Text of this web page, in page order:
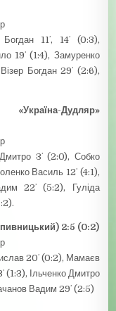
11ʼ, 14ʼ (0:3),
19ʼ (1:4), Замуренко
Богдан 29ʼ (2:6),
Дудляр»
3ʼ (2:0), Собко
Василь 12ʼ (4:1),
22ʼ (5:2), Гуліда
2:5 (0:2)
20ʼ (0:2), Мамаєв
(1:3), Ільченко Дмитро
Вадим 29ʼ (2:5)